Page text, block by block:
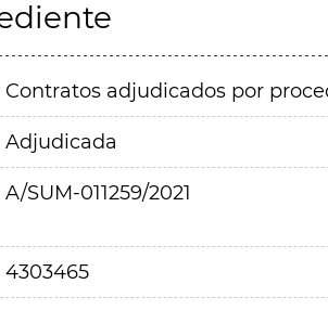
Contratos adjudicados por
Adjudicada
A/SUM-011259/2021
4303465